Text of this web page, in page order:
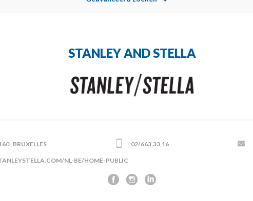
STANLEY AND STELLA
, BRUXELLES 02/663,33,16
NL-BE/HOME-PUBLIC